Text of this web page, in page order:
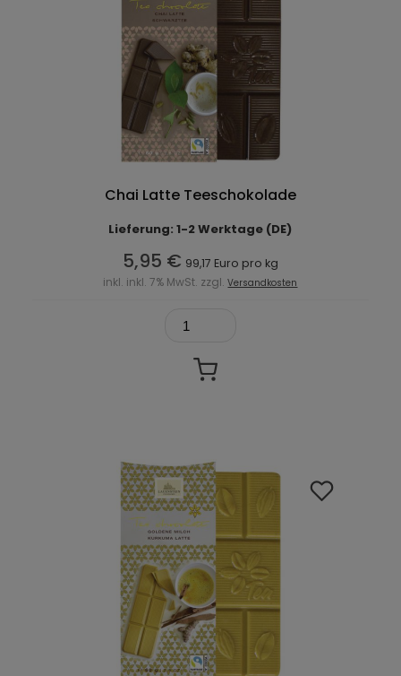
Chai Latte Teeschokolade
Lieferung: 1-2 Werktage (DE)
5,95 € 99,17 Euro pro kg
inkl. inkl. 7% MwSt. zzgl.Versandkosten